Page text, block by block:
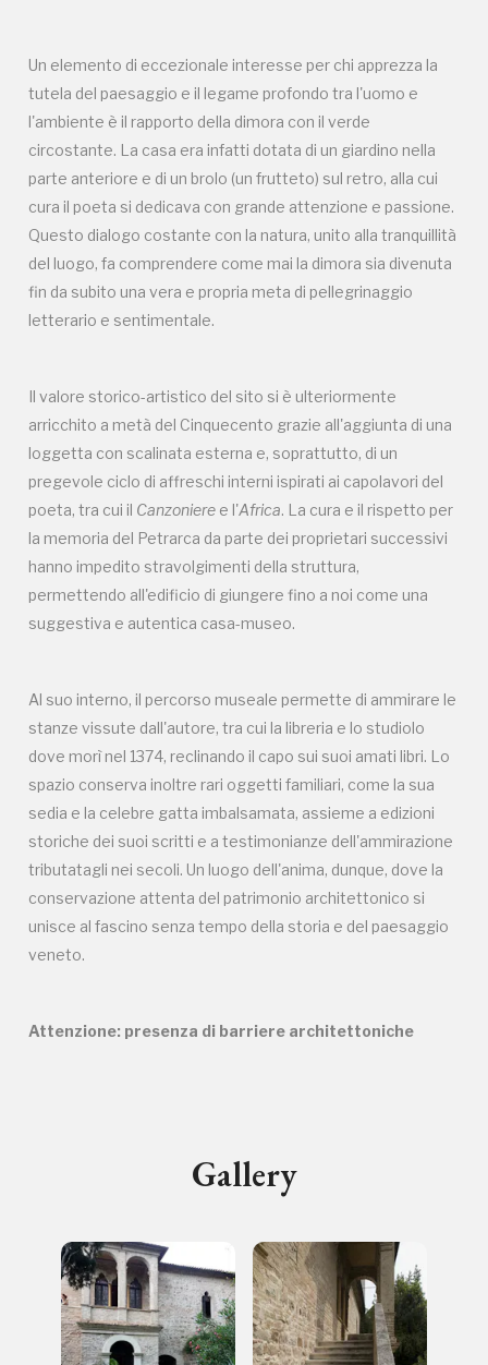
Un elemento di eccezionale interesse per chi apprezza la
tutela del paesaggio e il legame profondo tra l'uomo e
l'ambiente è il rapporto della dimora con il verde
circostante. La casa era infatti dotata di un giardino nella
parte anteriore e di un brolo (un frutteto) sul retro, alla cui
cura il poeta si dedicava con grande attenzione e passione.
Questo dialogo costante con la natura, unito alla tranquillità
del luogo, fa comprendere come mai la dimora sia divenuta
fin da subito una vera e propria meta di pellegrinaggio
letterario e sentimentale.
Il valore storico-artistico del sito si è ulteriormente
arricchito a metà del Cinquecento grazie all'aggiunta di una
loggetta con scalinata esterna e, soprattutto, di un
pregevole ciclo di affreschi interni ispirati ai capolavori del
poeta, tra cui il Canzoniere e l'Africa. La cura e il rispetto per
la memoria del Petrarca da parte dei proprietari successivi
hanno impedito stravolgimenti della struttura,
permettendo all'edificio di giungere fino a noi come una
suggestiva e autentica casa-museo.
Al suo interno, il percorso museale permette di ammirare le
stanze vissute dall'autore, tra cui la libreria e lo studiolo
dove morì nel 1374, reclinando il capo sui suoi amati libri. Lo
spazio conserva inoltre rari oggetti familiari, come la sua
sedia e la celebre gatta imbalsamata, assieme a edizioni
storiche dei suoi scritti e a testimonianze dell'ammirazione
tributatagli nei secoli. Un luogo dell'anima, dunque, dove la
conservazione attenta del patrimonio architettonico si
unisce al fascino senza tempo della storia e del paesaggio
veneto.
Attenzione: presenza di barriere architettoniche
Gallery
Registrati alla newsletter
Accedi alle informazioni per te più interessanti,
a quelle inerenti i luoghi più vicini e gli eventi
organizzati
REGISTRATI
Regalati 365 giorni di arte e cultura nell'Italia
più bella, risparmiando.
ISCRIVITI AL FAI
Ingresso gratuito
nei Beni FAI tutto l'anno
Museo
Sansevero
Napoli
Palazzo Strozzi
Firenze
Tutto questo non
sarebbe possibile
senza di te